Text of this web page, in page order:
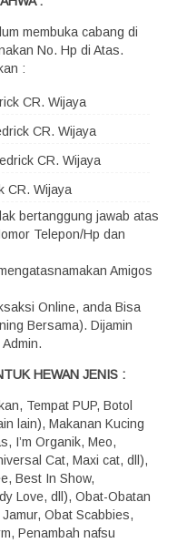
membuka cabang di
No. Hp di Atas.
:
CR. Wijaya
CR. Wijaya
CR. Wijaya
CR. Wijaya
bertanggung jawab atas
Telepon/Hp dan
Amigos
Online, anda Bisa
Bersama). Dijamin
HEWAN JENIS :
Tempat PUP, Botol
lain), Makanan Kucing
I’m Organik, Meo,
Cat, Maxi cat, dll),
Best In Show,
Love, dll), Obat-Obatan
Obat Scabbies,
Penambah nafsu